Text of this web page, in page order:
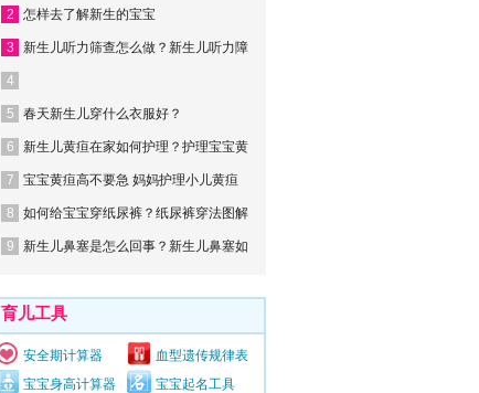
2 怎样去了解新生的宝宝
3 新生儿听力筛查怎么做？新生儿听力障
4
5 春天新生儿穿什么衣服好？
6 新生儿黄疸在家如何护理？护理宝宝黄
7 宝宝黄疸高不要急 妈妈护理小儿黄疸
8 如何给宝宝穿纸尿裤？纸尿裤穿法图解
9 新生儿鼻塞是怎么回事？新生儿鼻塞如
育儿工具
安全期计算器
血型遗传规律表
宝宝身高计算器
宝宝起名工具